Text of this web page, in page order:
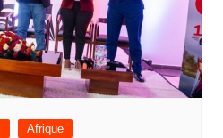
Afrique